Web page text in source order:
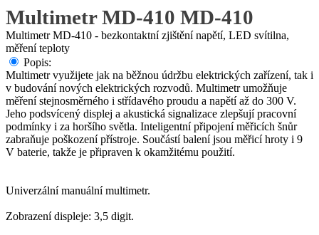
Multimetr MD-410 MD-410
Multimetr MD-410 - bezkontaktní zjištění napětí, LED svítilna,
měření teploty
Popis:
Multimetr využijete jak na běžnou údržbu elektrických zařízení, tak i
v budování nových elektrických rozvodů. Multimetr umožňuje
měření stejnosměrného i střídavého proudu a napětí až do 300 V.
Jeho podsvícený displej a akustická signalizace zlepšují pracovní
podmínky i za horšího světla. Inteligentní připojení měřicích šnůr
zabraňuje poškození přístroje. Součástí balení jsou měřicí hroty i 9
V baterie, takže je připraven k okamžitému použití.
Univerzální manuální multimetr.
Zobrazení displeje: 3,5 digit.